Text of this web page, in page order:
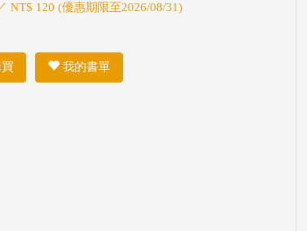
NT$ 120 (優惠期限至2026/08/31)
我的書單